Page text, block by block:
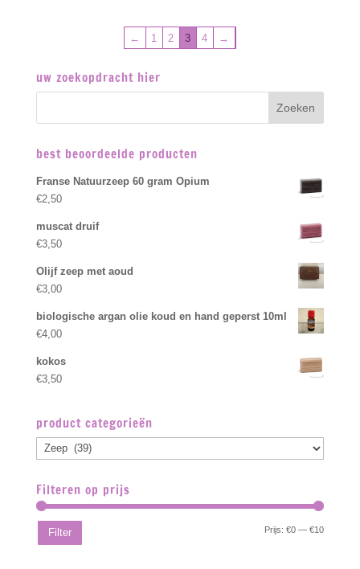
← 1 2 3 4 →
uw zoekopdracht hier
best beoordeelde producten
Franse Natuurzeep 60 gram Opium
€2,50
muscat druif
€3,50
Olijf zeep met aoud
€3,00
biologische argan olie koud en hand geperst 10ml
€4,00
kokos
€3,50
product categorieën
Filteren op prijs
Min.
Max.
Filter Prijs:€0 —€10